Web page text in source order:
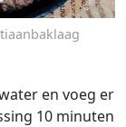
en voeg er
10 minuten